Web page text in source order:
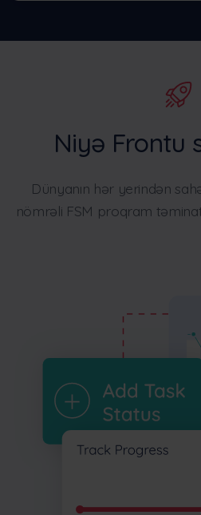
Niyə Frontu
Dünyanın hər yerindən
nömrəli FSM proqram